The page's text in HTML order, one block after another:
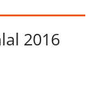
2016